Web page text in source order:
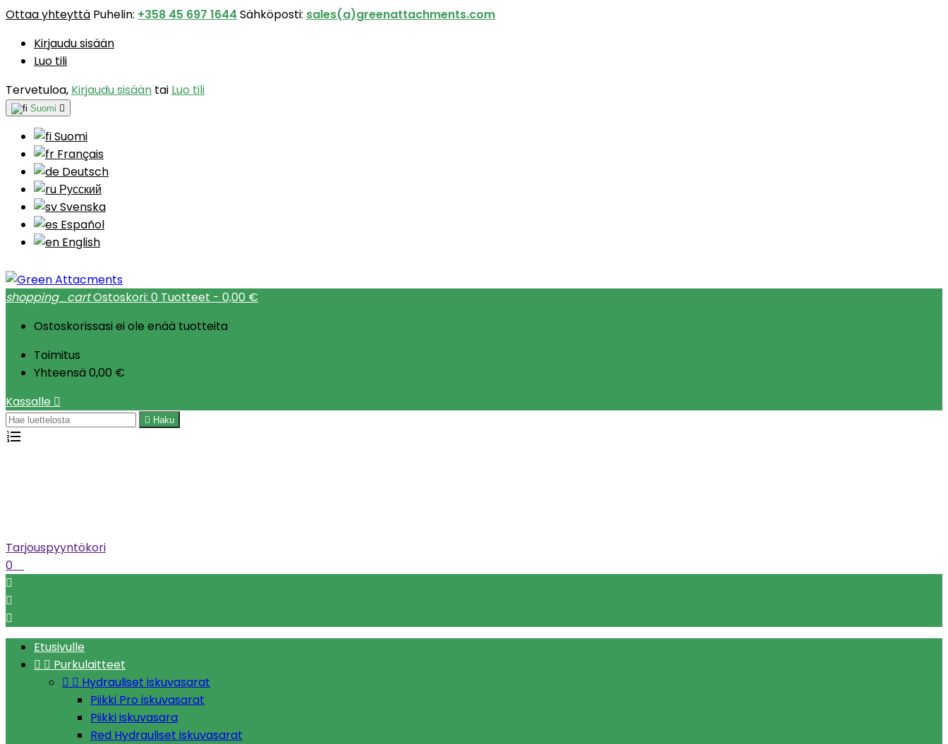
Ottaa yhteyttä Puhelin: +358 45 697 1644 Sähköposti: sales(a)greenattachments.com
Kirjaudu sisään
Luo tili
Tervetuloa, Kirjaudu sisään tai Luo tili
Suomi 
Suomi
Français
Deutsch
Русский
Svenska
Español
English
shopping_cartOstoskori: 0 Tuotteet - 0,00 €
Ostoskorissasi ei ole enää tuotteita
Toimitus
Yhteensä 0,00 €
Kassalle 
 Haku
Tarjouspyyntökori
0



Etusivulle
  Purkulaitteet
  Hydrauliset iskuvasarat
Piikki Pro iskuvasarat
Piikki iskuvasara
Red Hydrauliset iskuvasarat